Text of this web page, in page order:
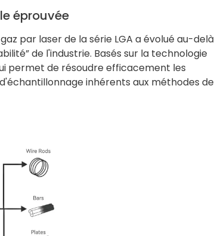
éprouvée
par laser de la série LGA a évolué au-delà
de l'industrie. Basés sur la technologie
permet de résoudre efficacement les
inhérents aux méthodes de